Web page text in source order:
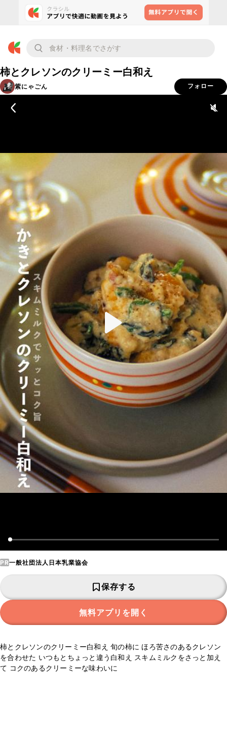
柿とクレソンのクリーミー白和え
紫にゃごん フォロー
PR一般社団法人日本乳業協会
保存する
無料アプリを開く
柿とクレソンのクリーミー白和え 旬の柿に ほろ苦さのあるクレソン
を合わせた いつもとちょっと違う白和え スキムミルクをさっと加え
て コクのあるクリーミーな味わいに